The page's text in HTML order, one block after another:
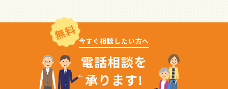
無料 今すぐ相談したい方へ
電話相談を
承ります!